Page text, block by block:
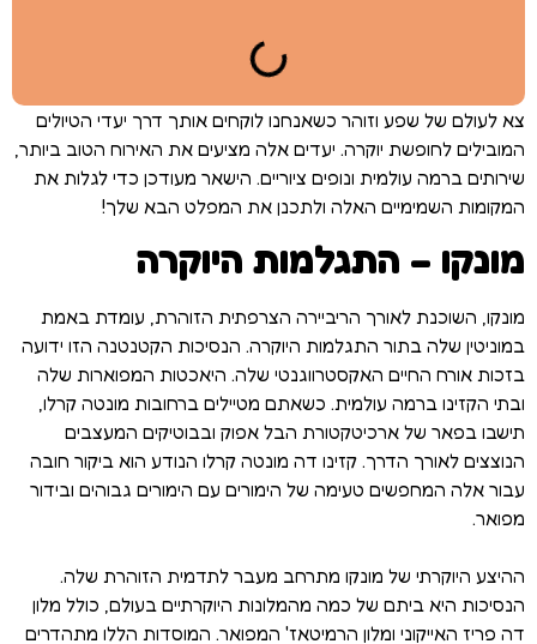
צא לעולם של שפע וזוהר כשאנחנו לוקחים אותך דרך יעדי הטיולים
המובילים לחופשת יוקרה. יעדים אלה מציעים את האירוח הטוב ביותר,
שירותים ברמה עולמית ונופים ציוריים. הישאר מעודכן כדי לגלות את
המקומות השמימיים האלה ולתכנן את המפלט הבא שלך!
מונקו – התגלמות היוקרה
מונקו, השוכנת לאורך הריביירה הצרפתית הזוהרת, עומדת באמת
במוניטין שלה בתור התגלמות היוקרה. הנסיכות הקטנטנה הזו ידועה
בזכות אורח החיים האקסטרווגנטי שלה. היאכטות המפוארות שלה
ובתי הקזינו ברמה עולמית. כשאתם מטיילים ברחובות מונטה קרלו,
תישבו בפאר של ארכיטקטורת הבל אפוק ובבוטיקים המעצבים
הנוצצים לאורך הדרך. קזינו דה מונטה קרלו הנודע הוא ביקור חובה
עבור אלה המחפשים טעימה של הימורים עם הימורים גבוהים ובידור
מפואר.
ההיצע היוקרתי של מונקו מתרחב מעבר לתדמית הזוהרת שלה.
הנסיכות היא ביתם של כמה מהמלונות היוקרתיים בעולם, כולל מלון
דה פריז האייקוני ומלון הרמיטאז' המפואר. המוסדות הללו מתהדרים